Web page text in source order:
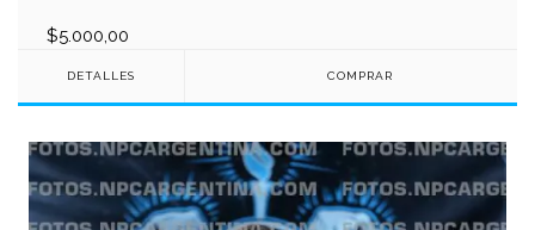
$5.000,00
DETALLES